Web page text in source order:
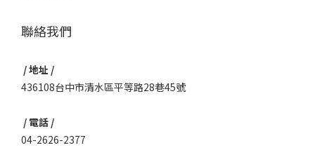
聯絡我們
/ 地址 /
436108台中市清水區平等路28巷45號
/ 電話 /
04-2626-2377